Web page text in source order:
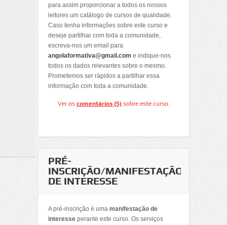
para assim proporcionar a todos os nossos
leitores um catálogo de cursos de qualidade.
Caso tenha informações sobre este curso e
deseje partilhar com toda a comunidade,
escreva-nos um email para
angolaformativa@gmail.com e indique-nos
todos os dados relevantes sobre o mesmo.
Prometemos ser rápidos a partilhar essa
informação com toda a comunidade.
Ver os comentários (5)sobre este curso.
PRÉ-
INSCRIÇÃO/MANIFESTAÇÃO
DE INTERESSE
A pré-inscrição é uma manifestação de
interesse perante este curso. Os serviços